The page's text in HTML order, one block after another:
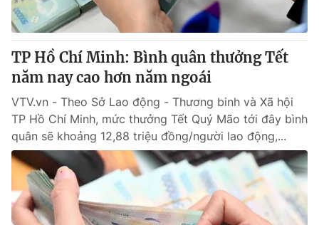
TP Hồ Chí Minh: Bình quân thưởng Tết
năm nay cao hơn năm ngoái
VTV.vn - Theo Sở Lao động - Thương binh và Xã hội
TP Hồ Chí Minh, mức thưởng Tết Quý Mão tới đây bình
quân sẽ khoảng 12,88 triệu đồng/người lao động,...